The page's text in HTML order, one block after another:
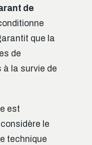
de
que la
de
la survie de
est
le
technique